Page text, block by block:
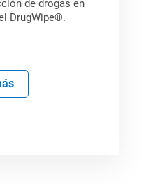
de drogas en
DrugWipe®.